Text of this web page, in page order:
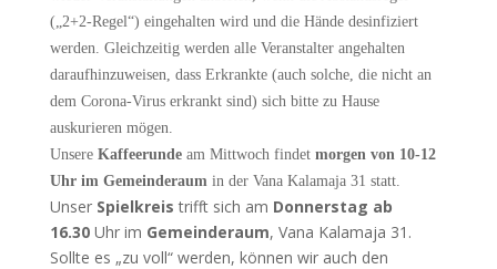
(„2+2-Regel“) eingehalten wird und die Hände desinfiziert
werden. Gleichzeitig werden alle Veranstalter angehalten
daraufhinzuweisen, dass Erkrankte (auch solche, die nicht an
dem Corona-Virus erkrankt sind) sich bitte zu Hause
auskurieren mögen.
Unsere Kaffeerunde am Mittwoch findetmorgen von 10-12
Uhr im Gemeinderaumin der Vana Kalamaja 31 statt.
Unser Spielkreistrifft sich am Donnerstag ab
16.30Uhr im Gemeinderaum, Vana Kalamaja 31.
Sollte es „zu voll“ werden, können wir auch den